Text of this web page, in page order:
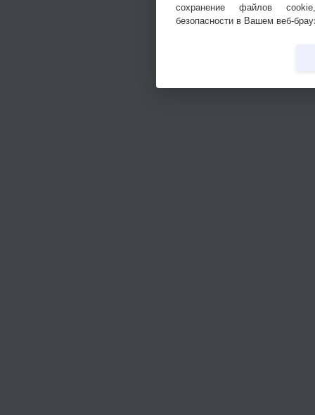
сохранение файлов
безопасности в Вашем веб-